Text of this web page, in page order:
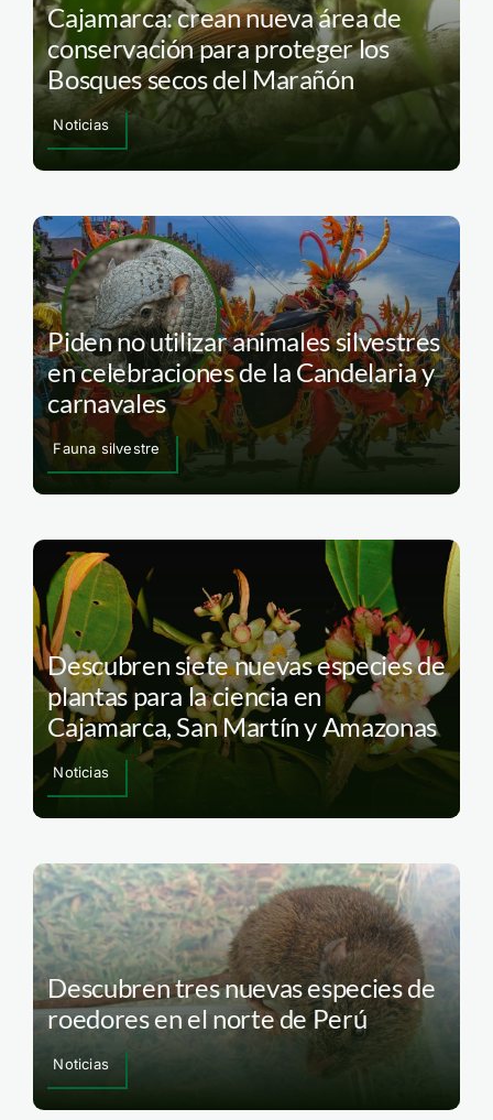
Cajamarca: crean nueva área de
conservación para proteger los
Bosques secos del Marañón
Noticias
Piden no utilizar animales silvestres
en celebraciones de la Candelaria y
carnavales
Fauna silvestre
Descubren siete nuevas especies de
plantas para la ciencia en
Cajamarca, San Martín y Amazonas
Noticias
Descubren tres nuevas especies de
roedores en el norte de Perú
Noticias